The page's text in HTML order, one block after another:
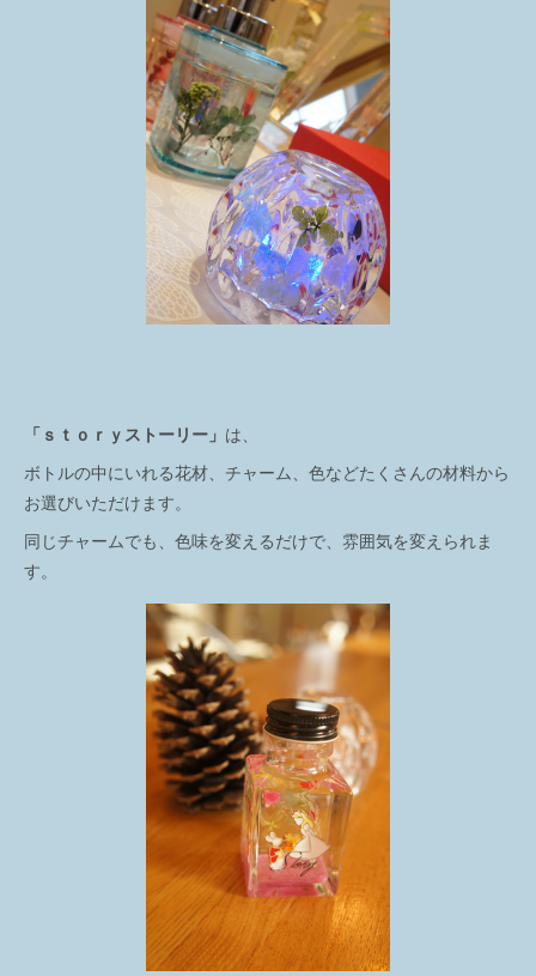
「ｓｔｏｒｙストーリー」 は、
ボトルの中にいれる花材、チャーム、色などたくさんの材料から
お選びいただけます。
同じチャームでも、色味を変えるだけで、雰囲気を変えられま
す。